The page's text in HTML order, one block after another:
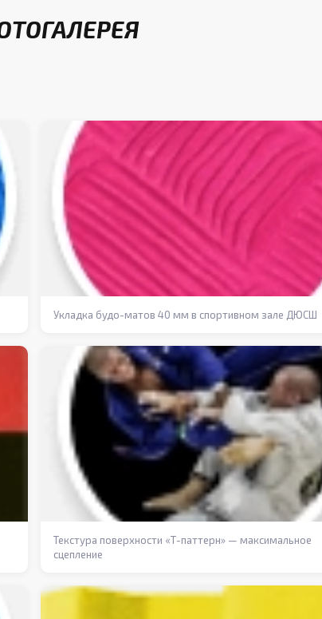
Укладка будо-матов 40 мм в спортивном зале ДЮСШ
Текстура поверхности «Т-паттерн» — максимальное
сцепление